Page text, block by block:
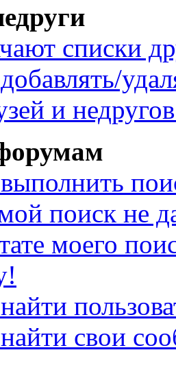
списки
и
поиск не
моего
свои